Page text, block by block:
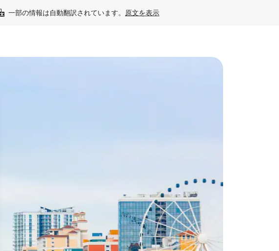
一部の情報は自動翻訳されています。 原文を表示
画面をタッチまたはスワイプして検索結果を確認することができます。